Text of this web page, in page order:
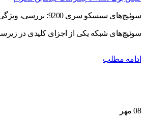
سوئیچ‌های سیسکو سری 9200:
سوئیچ‌های شبکه یکی از اجزای کلیدی در
ادامه مطلب
08 مهر